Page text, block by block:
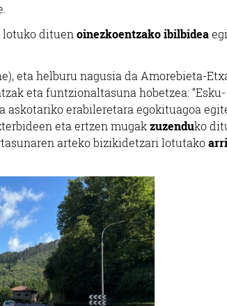
lotuko dituen oinezkoentzako ibilbidea
eta helburu nagusia da Amorebieta-
eta funtzionaltasuna hobetzea: “Esku-
erabileretara egokituagoa
eta ertzen mugakzuzenduko
arteko bizikidetzari lotutako